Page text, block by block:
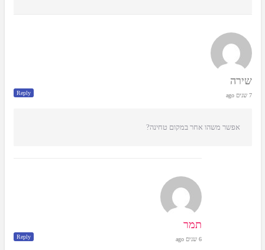
שירה
7 שנים ago Reply
אפשר משהו אחר במקום טחינה?
תמר
6 שנים ago Reply